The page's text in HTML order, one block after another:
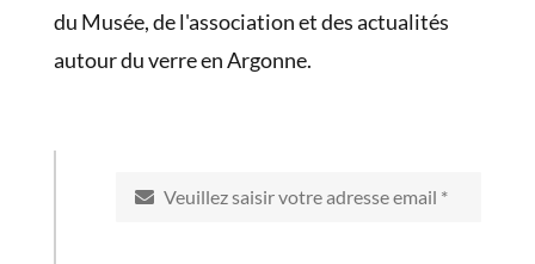
du Musée, de l'association et des actualités
autour du verre en Argonne.